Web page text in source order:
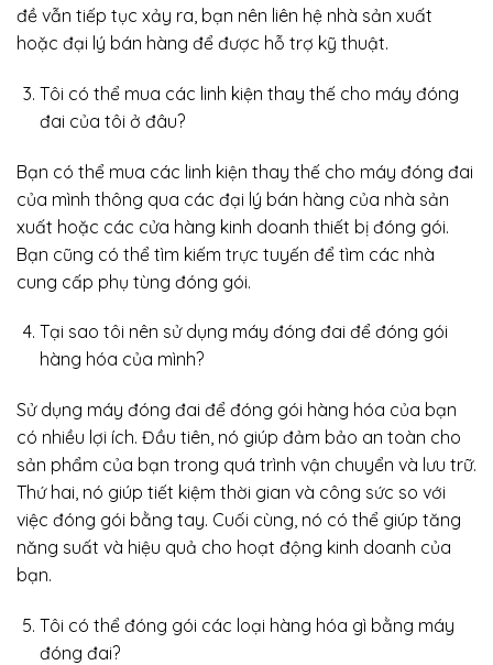
đề vẫn tiếp tục xảy ra, bạn nên liên hệ nhà sản xuất
hoặc đại lý bán hàng để được hỗ trợ kỹ thuật.
Tôi có thể mua các linh kiện thay thế cho máy đóng
đai của tôi ở đâu?
Bạn có thể mua các linh kiện thay thế cho máy đóng đai
của mình thông qua các đại lý bán hàng của nhà sản
xuất hoặc các cửa hàng kinh doanh thiết bị đóng gói.
Bạn cũng có thể tìm kiếm trực tuyến để tìm các nhà
cung cấp phụ tùng đóng gói.
Tại sao tôi nên sử dụng máy đóng đai để đóng gói
hàng hóa của mình?
Sử dụng máy đóng đai để đóng gói hàng hóa của bạn
có nhiều lợi ích. Đầu tiên, nó giúp đảm bảo an toàn cho
sản phẩm của bạn trong quá trình vận chuyển và lưu trữ.
Thứ hai, nó giúp tiết kiệm thời gian và công sức so với
việc đóng gói bằng tay. Cuối cùng, nó có thể giúp tăng
năng suất và hiệu quả cho hoạt động kinh doanh của
bạn.
Tôi có thể đóng gói các loại hàng hóa gì bằng máy
đóng đai?